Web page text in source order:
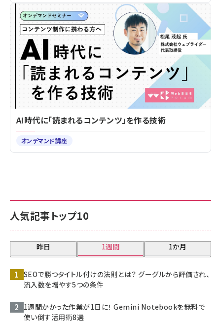
人気記事トップ10
昨日 1週間 1か月
SEOで勝つタイトル付けの法則とは？ グーグルから評価され、
流入数を増やす5つの条件
1週間かかった作業が1日に！ Gemini Notebookを無料で
使い倒す活用術8選
AI時代に「読まれるコンテンツ」を作る技術
オンデマンド講座